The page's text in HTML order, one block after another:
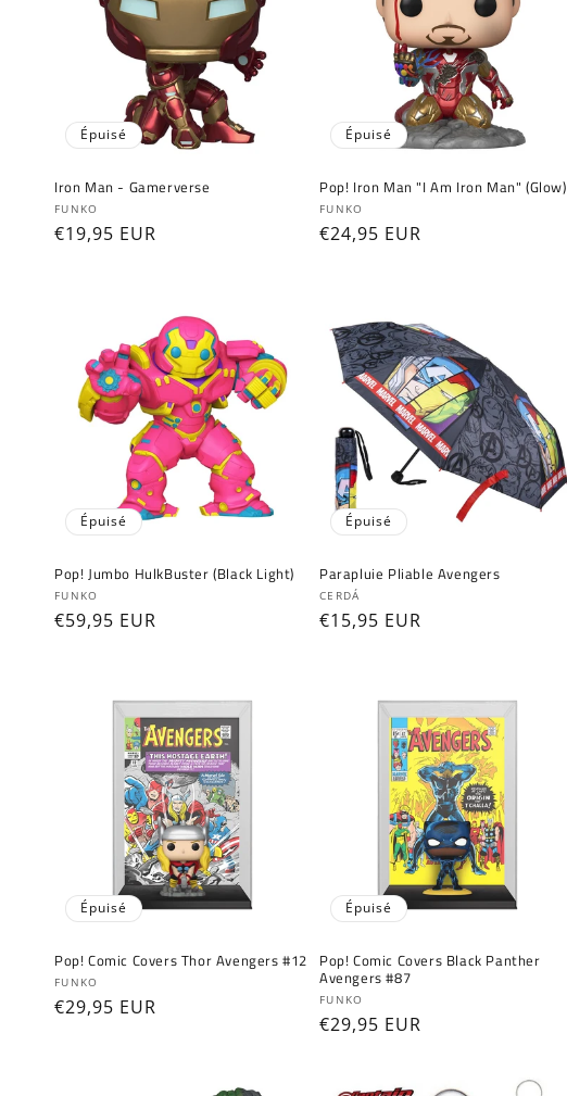
o
n
Épuisé
Iron Man - Gamerverse
Fournisseur :
FUNKO
Prix
€19,95 EUR
Épuisé
Pop! Iron Man "I Am Iron Man" (Glow)
Fournisseur :
FUNKO
Prix
€24,95 EUR
Épuisé
Pop! Jumbo HulkBuster (Black Light)
Fournisseur :
FUNKO
Prix
€59,95 EUR
Épuisé
Parapluie Pliable Avengers
Fournisseur :
CERDÁ
Prix
€15,95 EUR
Épuisé
Pop! Comic Covers Thor Avengers #12
Fournisseur :
FUNKO
Prix
€29,95 EUR
Épuisé
Pop! Comic Covers Black Panther
Avengers #87
Fournisseur :
FUNKO
Prix
€29,95 EUR